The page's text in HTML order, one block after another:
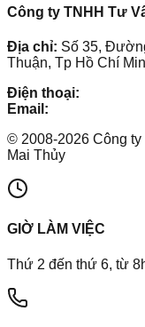
Công ty TNHH Tư
Địa chỉ: Số 35,
Thuận, Tp Hồ Chí
Điện thoại:
Email:
© 2008-2026 Công
Mai Thủy
GIỜ LÀM VIỆC
Thứ 2 đến thứ 6, từ